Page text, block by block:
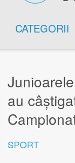
CATEGORII
au
SPORT